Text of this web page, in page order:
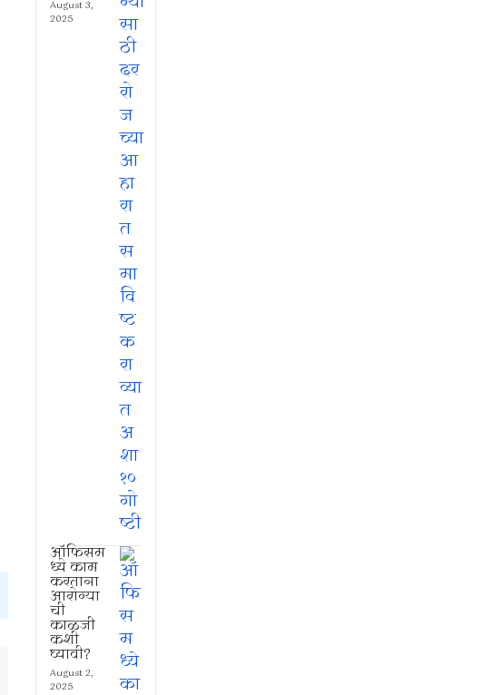
August 3,
2025
ऑफिसम
ध्ये काम
करताना
आरोग्या
ची
काळजी
कशी
घ्यावी?
August 2,
2025